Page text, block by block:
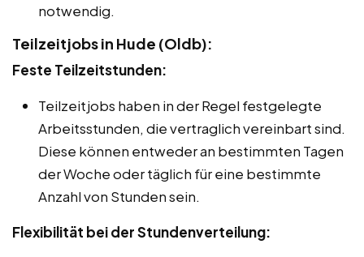
notwendig.
Teilzeitjobs in Hude (Oldb):
Feste Teilzeitstunden:
Teilzeitjobs haben in der Regel festgelegte
Arbeitsstunden, die vertraglich vereinbart sind.
Diese können entweder an bestimmten Tagen
der Woche oder täglich für eine bestimmte
Anzahl von Stunden sein.
Flexibilität bei der Stundenverteilung: